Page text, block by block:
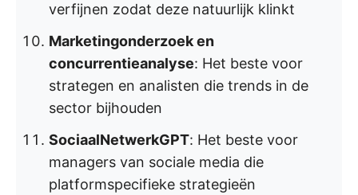
verfijnen zodat deze natuurlijk klinkt
Marketingonderzoek en
concurrentieanalyse: Het beste voor
strategen en analisten die trends in de
sector bijhouden
SociaalNetwerkGPT: Het beste voor
managers van sociale media die
platformspecifieke strategieën